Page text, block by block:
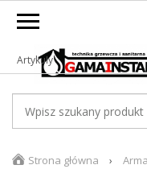
Artykuły
Strona główna